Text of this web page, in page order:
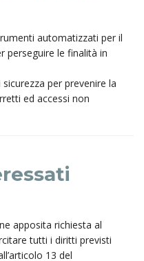
automatizzati per il
perseguire le finalità in
per prevenire la
ed accessi non
apposita richiesta al
tutti i diritti previsti
13 del